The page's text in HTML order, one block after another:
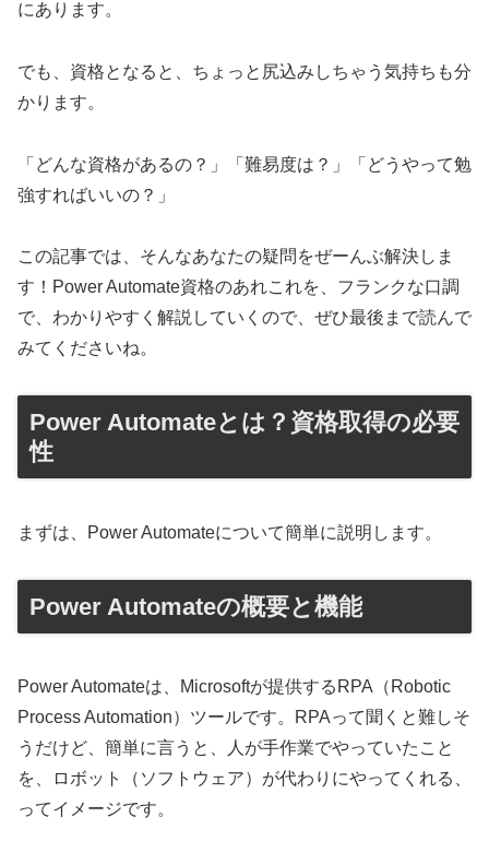
にあります。
でも、資格となると、ちょっと尻込みしちゃう気持ちも分
かります。
「どんな資格があるの？」「難易度は？」「どうやって勉
強すればいいの？」
この記事では、そんなあなたの疑問をぜーんぶ解決しま
す！Power Automate資格のあれこれを、フランクな口調
で、わかりやすく解説していくので、ぜひ最後まで読んで
みてくださいね。
Power Automateとは？資格取得の必要
性
まずは、Power Automateについて簡単に説明します。
Power Automateの概要と機能
Power Automateは、Microsoftが提供するRPA（Robotic
Process Automation）ツールです。RPAって聞くと難しそ
うだけど、簡単に言うと、人が手作業でやっていたこと
を、ロボット（ソフトウェア）が代わりにやってくれる、
ってイメージです。